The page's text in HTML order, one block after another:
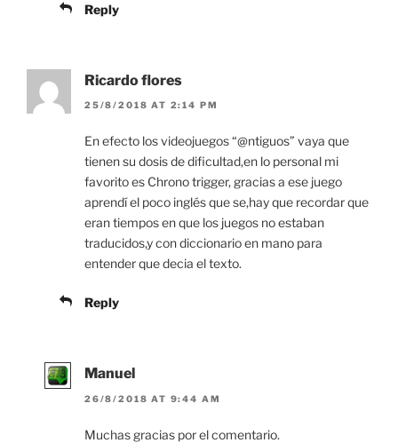
Reply
Ricardo flores
25/8/2018 AT 2:14 PM
En efecto los videojuegos “@ntiguos” vaya que
tienen su dosis de dificultad,en lo personal mi
favorito es Chrono trigger, gracias a ese juego
aprendí el poco inglés que se,hay que recordar que
eran tiempos en que los juegos no estaban
traducidos,y con diccionario en mano para
entender que decia el texto.
Reply
Manuel
26/8/2018 AT 9:44 AM
Muchas gracias por el comentario.